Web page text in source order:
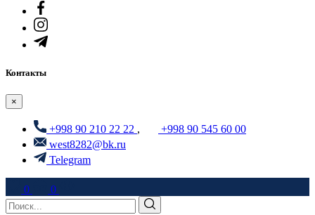
Контакты
×
+998 90 210 22 22 ,
+998 90 545 60 00
west8282@bk.ru
Telegram
0 0